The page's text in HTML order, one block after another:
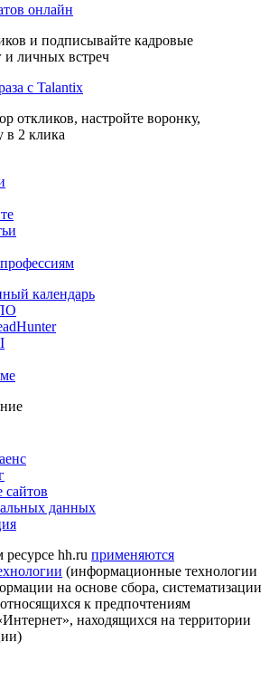
онлайн
и подписывайте кадровые
и личных встреч
с Talantix
откликов, настройте воронку,
в 2 клика
календарь
сайтов
данных
hh.ru применяются
(информационные технологии
на основе сбора, систематизации
к предпочтениям
находящихся на территории